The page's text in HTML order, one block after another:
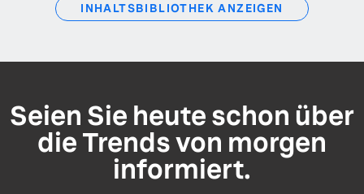
INHALTSBIBLIOTHEK ANZEIGEN
Seien Sie heute schon über
die Trends von morgen
informiert.